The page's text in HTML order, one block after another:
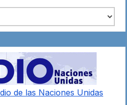
de las Naciones Unidas